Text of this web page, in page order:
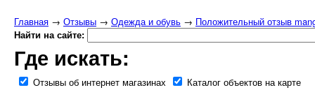
Главная → Отзывы → Одежда и обувь → Положительный отзыв
Найти на сайте:
Где искать:
Отзывы об интернет магазинах Каталог объектов на карте